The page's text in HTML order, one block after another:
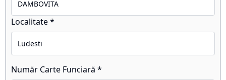
Localitate *
Număr Carte Funciară *